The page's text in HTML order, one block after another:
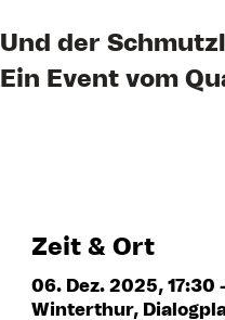
Und der
Ein Event vom
Zeit & Ort
06. Dez. 2025, 17:30
Winterthur,